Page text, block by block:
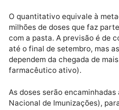
vacinação nacional contra
O quantitativo equivale à
com a pasta. A previsão é
até o final de setembro,